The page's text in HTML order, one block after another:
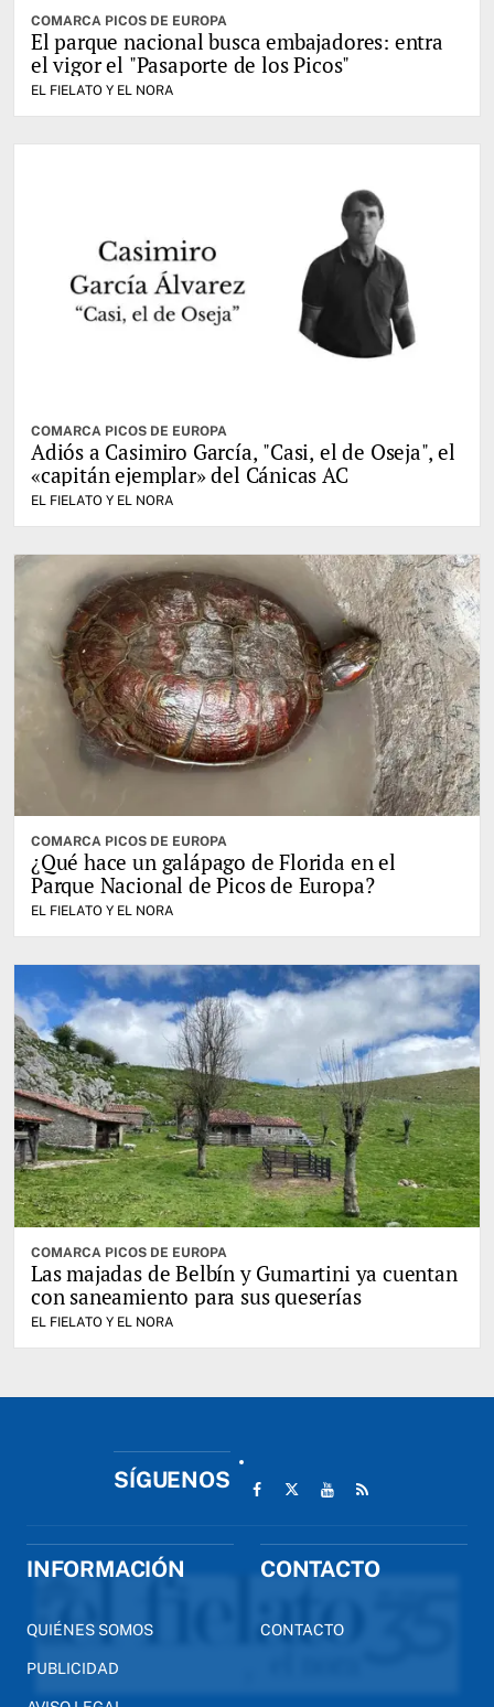
COMARCA PICOS DE EUROPA
El parque nacional busca embajadores: entra
el vigor el "Pasaporte de los Picos"
EL FIELATO Y EL NORA
COMARCA PICOS DE EUROPA
Adiós a Casimiro García, "Casi, el de Oseja", el
«capitán ejemplar» del Cánicas AC
EL FIELATO Y EL NORA
COMARCA PICOS DE EUROPA
¿Qué hace un galápago de Florida en el
Parque Nacional de Picos de Europa?
EL FIELATO Y EL NORA
COMARCA PICOS DE EUROPA
Las majadas de Belbín y Gumartini ya cuentan
con saneamiento para sus queserías
EL FIELATO Y EL NORA
SÍGUENOS
INFORMACIÓN
QUIÉNES SOMOS
PUBLICIDAD
CONTACTO
CONTACTO